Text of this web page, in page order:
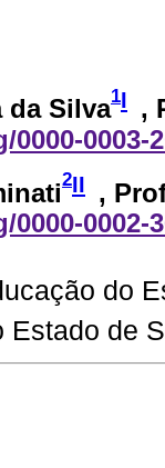
da Silva1I
,
0003-
2II
,
0002-
do
Estado de